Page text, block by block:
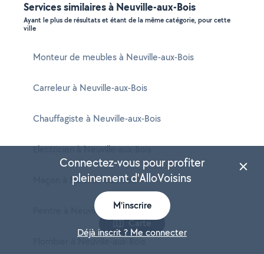
Services similaires à Neuville-aux-Bois
Ayant le plus de résultats et étant de la même catégorie, pour cette
ville
Monteur de meubles à Neuville-aux-Bois
Carreleur à Neuville-aux-Bois
Chauffagiste à Neuville-aux-Bois
Electricien à Neuville-aux-Bois
Maçon à Neuville-aux-Bois
Peintre à Neuville-aux-Bois
Plombier à Neuville-aux-Bois
Carte
Connectez-vous pour profiter
pleinement d'AlloVoisins
M'inscrire
Déjà inscrit ? Me connecter